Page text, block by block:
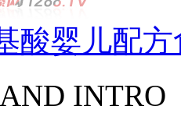
酸婴儿配方
INTRO